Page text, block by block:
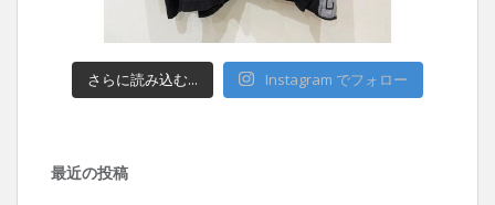
さらに読み込む... Instagram でフォロー
最近の投稿